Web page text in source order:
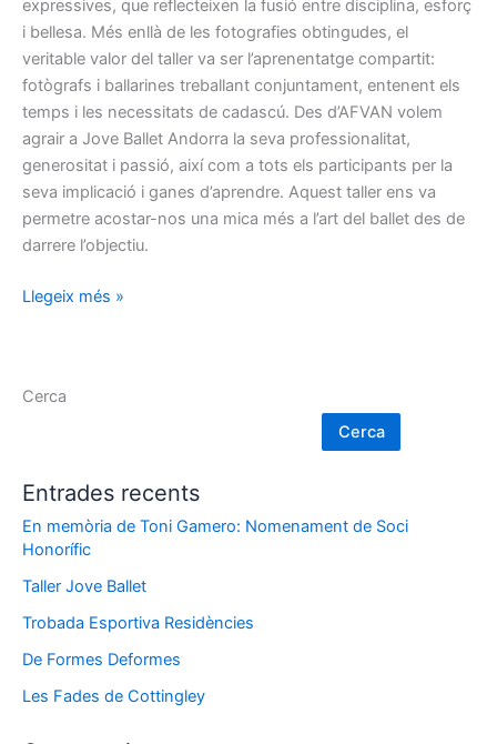
expressives, que reflecteixen la fusió entre disciplina, esforç
i bellesa. Més enllà de les fotografies obtingudes, el
veritable valor del taller va ser l’aprenentatge compartit:
fotògrafs i ballarines treballant conjuntament, entenent els
temps i les necessitats de cadascú. Des d’AFVAN volem
agrair a Jove Ballet Andorra la seva professionalitat,
generositat i passió, així com a tots els participants per la
seva implicació i ganes d’aprendre. Aquest taller ens va
permetre acostar-nos una mica més a l’art del ballet des de
darrere l’objectiu.
Llegeix més »
Cerca
Cerca
Entrades recents
En memòria de Toni Gamero: Nomenament de Soci
Honorífic
Taller Jove Ballet
Trobada Esportiva Residències
De Formes Deformes
Les Fades de Cottingley